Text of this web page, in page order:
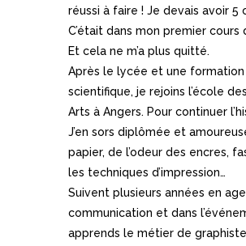
réussi à faire ! Je devais avoir 5
C’était dans mon premier cours
Et cela ne m’a plus quitté.
Après le lycée et une
scientifique, je rejoins l’école
Arts à Angers. Pour continuer
J’en sors diplômée et
papier, de l’odeur des encres,
les techniques d’impression…
Suivent plusieurs années en
communication et dans
apprends le métier de